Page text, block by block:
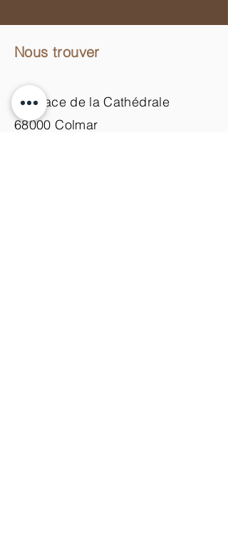
Nous trouver
11 Place de la Cathédrale
68000 Colmar